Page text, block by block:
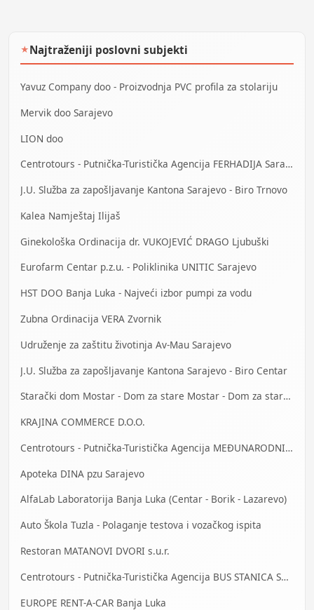
★Najtraženiji poslovni subjekti
Yavuz Company doo - Proizvodnja PVC profila za stolariju
Mervik doo Sarajevo
LION doo
Centrotours - Putnička-Turistička Agencija FERHADIJA Sarajevo
J.U. Služba za zapošljavanje Kantona Sarajevo - Biro Trnovo
Kalea Namještaj Ilijaš
Ginekološka Ordinacija dr. VUKOJEVIĆ DRAGO Ljubuški
Eurofarm Centar p.z.u. - Poliklinika UNITIC Sarajevo
HST DOO Banja Luka - Najveći izbor pumpi za vodu
Zubna Ordinacija VERA Zvornik
Udruženje za zaštitu životinja Av-Mau Sarajevo
J.U. Služba za zapošljavanje Kantona Sarajevo - Biro Centar
Starački dom Mostar - Dom za stare Mostar - Dom za stara lica Mostar
KRAJINA COMMERCE D.O.O.
Centrotours - Putnička-Turistička Agencija MEĐUNARODNI AERODROM Sarajevo
Apoteka DINA pzu Sarajevo
AlfaLab Laboratorija Banja Luka (Centar - Borik - Lazarevo)
Auto Škola Tuzla - Polaganje testova i vozačkog ispita
Restoran MATANOVI DVORI s.u.r.
Centrotours - Putnička-Turistička Agencija BUS STANICA Sarajevo
EUROPE RENT-A-CAR Banja Luka